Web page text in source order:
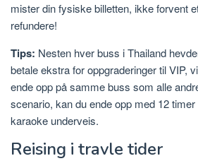
mister din fysiske billetten, ikke forvent
refundere!
Tips: Nesten hver buss i Thailand
betale ekstra for oppgraderinger til VIP,
ende opp på samme buss som alle
scenario, kan du ende opp med 12
karaoke underveis.
Reising i travle tider